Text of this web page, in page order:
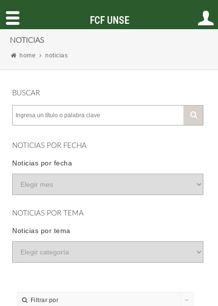
NOTICIAS
home noticias
BUSCAR
NOTICIAS POR FECHA
Noticias por fecha
NOTICIAS POR TEMA
Noticias por tema
Filtrar por
FCF UNSE